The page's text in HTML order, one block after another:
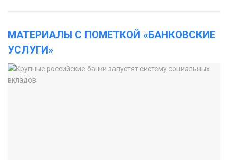
МАТЕРИАЛЫ С ПОМЕТКОЙ «БАНКОВСКИЕ
УСЛУГИ»